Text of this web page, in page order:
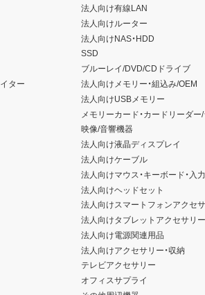
ター
法人向け有線LAN
法人向けルーター
法人向けNAS・HDD
SSD
ブルーレイ/DVD/CDドライブ
法人向けメモリー・組込み/OEM
法人向けUSBメモリー
メモリーカード・カードリーダー
映像/音響機器
法人向け液晶ディスプレイ
法人向けケーブル
法人向けマウス・キーボード・入
法人向けヘッドセット
法人向けスマートフォンアクセ
法人向けタブレットアクセサリー
法人向け電源関連用品
法人向けアクセサリー・収納
テレビアクセサリー
オフィスサプライ